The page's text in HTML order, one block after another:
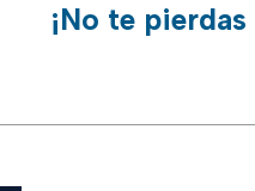
¡No te